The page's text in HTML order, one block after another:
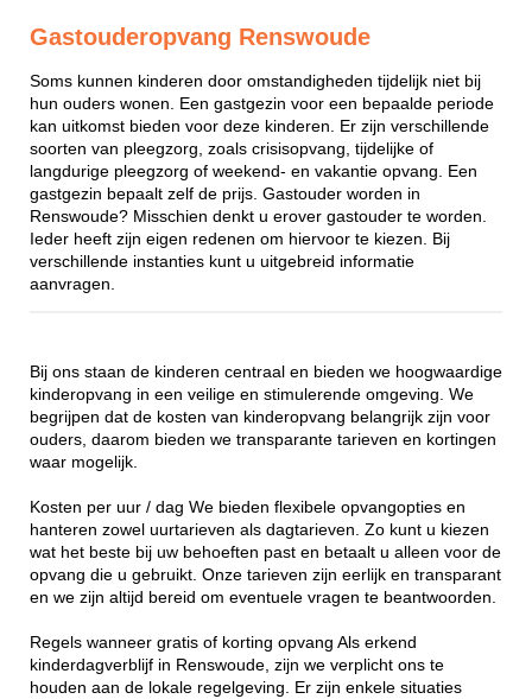
Gastouderopvang Renswoude
Soms kunnen kinderen door omstandigheden tijdelijk niet bij
hun ouders wonen. Een gastgezin voor een bepaalde periode
kan uitkomst bieden voor deze kinderen. Er zijn verschillende
soorten van pleegzorg, zoals crisisopvang, tijdelijke of
langdurige pleegzorg of weekend- en vakantie opvang. Een
gastgezin bepaalt zelf de prijs. Gastouder worden in
Renswoude? Misschien denkt u erover gastouder te worden.
Ieder heeft zijn eigen redenen om hiervoor te kiezen. Bij
verschillende instanties kunt u uitgebreid informatie
aanvragen.
Bij ons staan de kinderen centraal en bieden we hoogwaardige
kinderopvang in een veilige en stimulerende omgeving. We
begrijpen dat de kosten van kinderopvang belangrijk zijn voor
ouders, daarom bieden we transparante tarieven en kortingen
waar mogelijk.
Kosten per uur / dag We bieden flexibele opvangopties en
hanteren zowel uurtarieven als dagtarieven. Zo kunt u kiezen
wat het beste bij uw behoeften past en betaalt u alleen voor de
opvang die u gebruikt. Onze tarieven zijn eerlijk en transparant
en we zijn altijd bereid om eventuele vragen te beantwoorden.
Regels wanneer gratis of korting opvang Als erkend
kinderdagverblijf in Renswoude, zijn we verplicht ons te
houden aan de lokale regelgeving. Er zijn enkele situaties